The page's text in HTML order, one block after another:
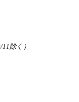
17：00 ※8/11除く）